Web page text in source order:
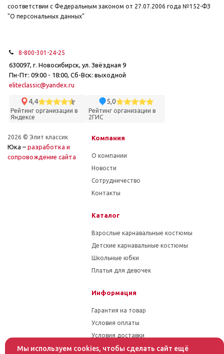
соответствии с Федеральным законом от 27.07.2006 года №152-ФЗ
"О персональных данных"
8-800-301-24-25
630097, г. Новосибирск, ул. Звёздная 9
Пн-Пт: 09:00 - 18:00, Сб-Вск: выходной
eliteclassic@yandex.ru
4,4
Рейтинг организации в
Яндексе
5,0
Рейтинг организации в
2ГИС
2026 © Элит классик
Юка – разработка и
cопровождение сайта
Компания
О компании
Новости
Сотрудничество
Контакты
Каталог
Взрослые карнавальные костюмы
Детские карнавальные костюмы
Школьные юбки
Платья для девочек
Информация
Гарантия на товар
Условия оплаты
Условия доставки
Мы используем cookies, чтобы сделать сайт ещё